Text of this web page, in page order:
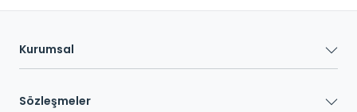
Kurumsal
Sözleşmeler